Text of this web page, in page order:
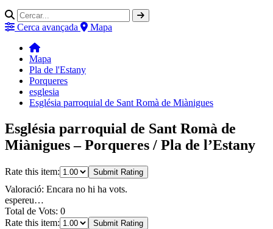
Cerca avançada Mapa
Mapa
Pla de l'Estany
Porqueres
esglesia
Església parroquial de Sant Romà de Miànigues
Església parroquial de Sant Romà de
Miànigues – Porqueres / Pla de l’Estany
Rate this item: Submit Rating
Valoració: Encara no hi ha vots.
espereu…
Total de Vots: 0
Rate this item:
Submit Rating